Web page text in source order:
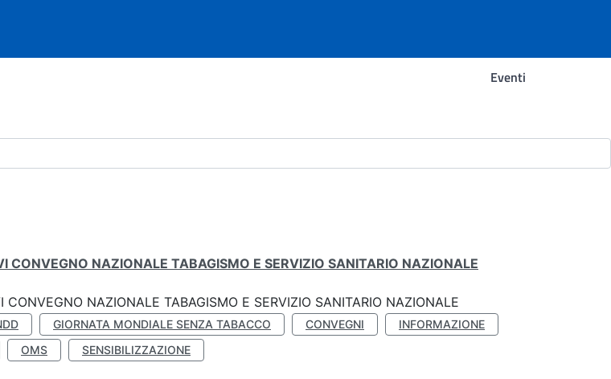
Eventi
CONVEGNO NAZIONALE TABAGISMO E SERVIZIO SANITARIO NAZIONALE
CONVEGNO NAZIONALE TABAGISMO E SERVIZIO SANITARIO NAZIONALE
GIORNATA MONDIALE SENZA TABACCO CONVEGNI
INFORMAZIONE
OMS SENSIBILIZZAZIONE